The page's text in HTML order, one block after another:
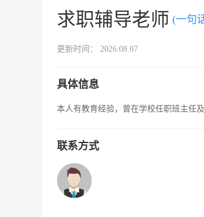
求职辅导老师 (一句
更新时间： 2026.08.07
具体信息
本人有教育经验，曾在学校任职班主任
联系方式